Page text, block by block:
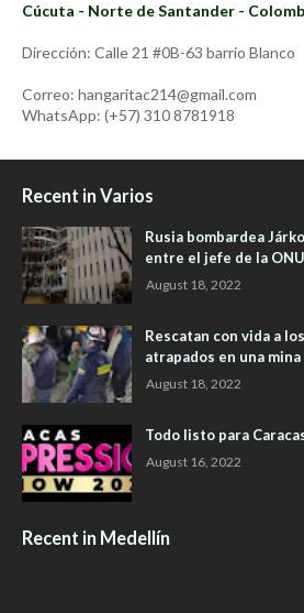
Cúcuta - Norte de Santander -
Dirección: Calle 21 #0B-63 barrio Blanco
Correo: hangaritac214@gmail.com
WhatsApp: (+57) 310 8781918
Recent in Varios
Rusia bombardea
entre el jefe de la
August 18, 2022
Rescatan con vida a
atrapados en una
August 18, 2022
Todo listo para
August 16, 2022
Recent in Medellín